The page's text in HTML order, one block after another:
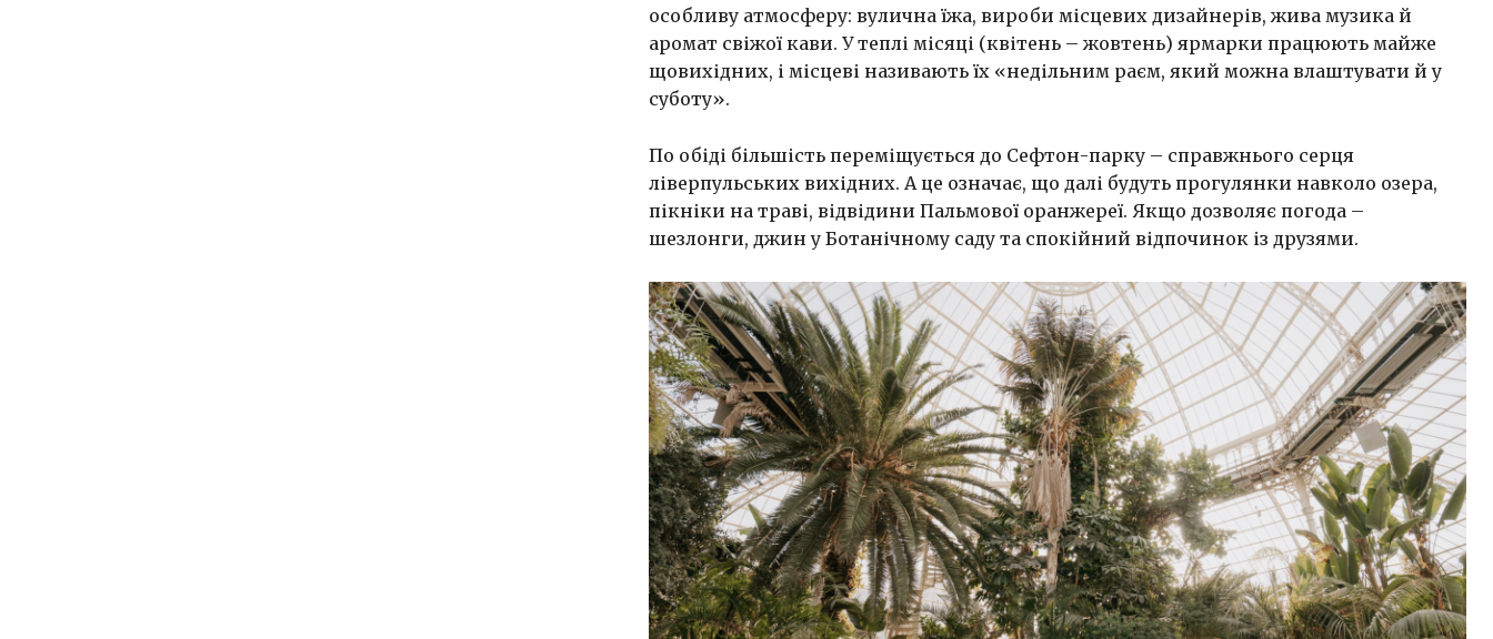
особливу атмосферу: вулична їжа, вироби місцевих дизайнерів, жива музика й
аромат свіжої кави. У теплі місяці (квітень – жовтень) ярмарки працюють майже
щовихідних, і місцеві називають їх «недільним раєм, який можна влаштувати й у
суботу».
По обіді більшість переміщується до Сефтон-парку – справжнього серця
ліверпульських вихідних. А це означає, що далі будуть прогулянки навколо озера,
пікніки на траві, відвідини Пальмової оранжереї. Якщо дозволяє погода –
шезлонги, джин у Ботанічному саду та спокійний відпочинок із друзями.